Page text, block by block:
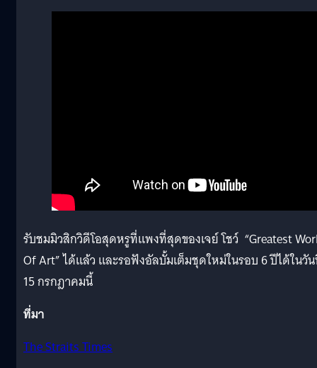
รับชมมิวสิกวิดีโอสุดหรูที่แพงที่สุดของเจย์ โชว์ “Greatest
Of Art” ได้แล้ว และรอฟังอัลบั้มเต็มชุดใหม่ในรอบ 6 ปีได้ในวั
15 กรกฎาคมนี้
ที่มา
The Straits Times